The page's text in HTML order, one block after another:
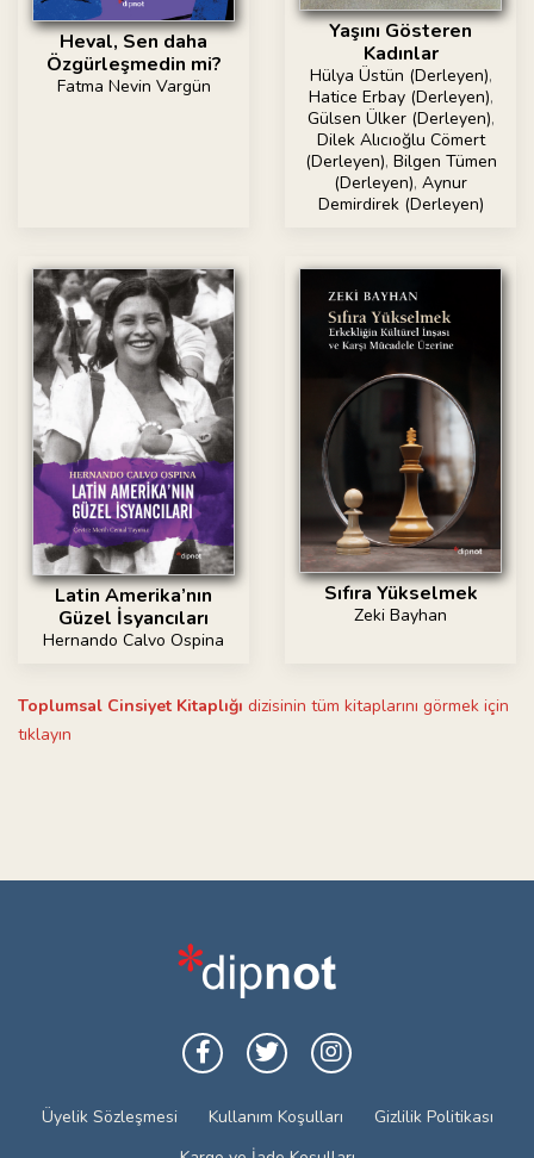
Heval, Sen daha
Özgürleşmedin mi?
Fatma Nevin Vargün
Yaşını Gösteren
Kadınlar
Hülya Üstün (Derleyen),
Hatice Erbay (Derleyen),
Gülsen Ülker (Derleyen),
Dilek Alıcıoğlu Cömert
(Derleyen), Bilgen Tümen
(Derleyen), Aynur
Demirdirek (Derleyen)
Latin Amerika’nın
Güzel İsyancıları
Hernando Calvo Ospina
Sıfıra Yükselmek
Zeki Bayhan
Toplumsal Cinsiyet Kitaplığı dizisinin tüm kitaplarını görmek için
tıklayın
Üyelik Sözleşmesi Kullanım Koşulları
Gizlilik Politikası